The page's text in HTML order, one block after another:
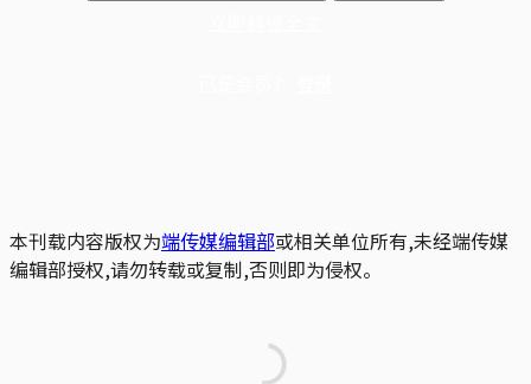
本刊载内容版权为端传媒编辑部或相关单位所有,未经端传媒
编辑部授权,请勿转载或复制,否则即为侵权。